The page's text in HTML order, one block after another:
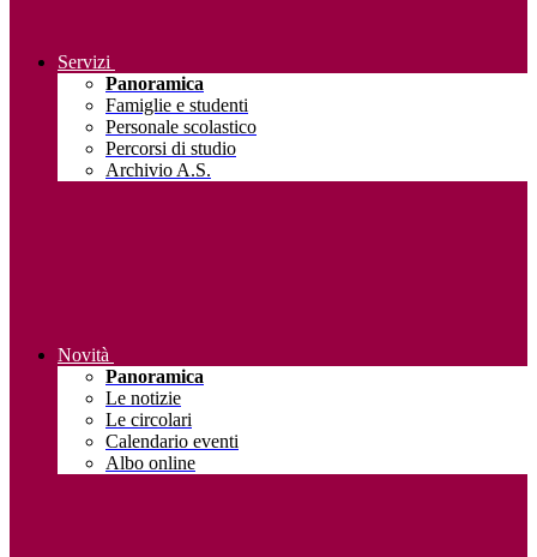
Servizi
Panoramica
Famiglie e studenti
Personale scolastico
Percorsi di studio
Archivio A.S.
Novità
Panoramica
Le notizie
Le circolari
Calendario eventi
Albo online